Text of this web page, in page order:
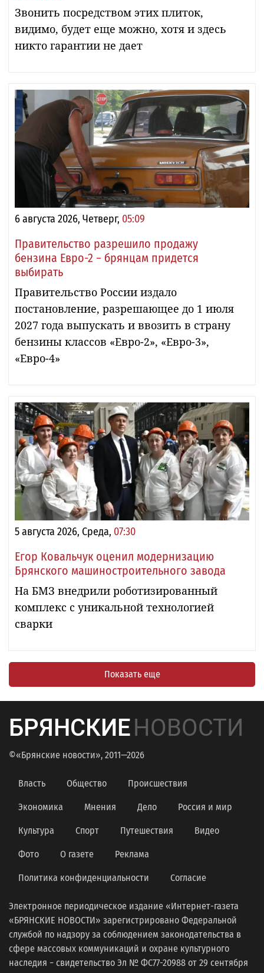
Звонить посредством этих плиток,
видимо, будет еще можно, хотя и здесь
никто гарантии не дает
6 августа 2026, Четверг, 05:09
Правительство разрешило продажу
бензина Евро-2 − брянцам придется
выбирать
Правительство России издало
постановление, разрешающее до 1 июля
2027 года выпускать и ввозить в страну
бензины классов «Евро-2», «Евро-3»,
«Евро-4»
5 августа 2026, Среда, 07:30
Егор Ковальчук оценил модернизацию
Брянского машиностроительного завода
На БМЗ внедрили роботизированный
комплекс с уникальной технологией
сварки
Показать еще
БРЯНСКИЕНОВОСТИ
©«Брянские новости», 2011—2026
Власть Общество Происшествия
Экономика Мнения Дело Россия и мир
Культура Спорт Путешествия Видео
Фото О газете Реклама
Политика конфиденциальности Согласие
Электронное периодическое издание «Интернет-газета
«БРЯНСКИЕ НОВОСТИ» зарегистрировано Федеральной
службой по надзору за соблюдением законодательства в
сфере массовых коммуникаций и охране культурного
наследия − свидетельство Эл № ФС77-20988 от 29 сентября